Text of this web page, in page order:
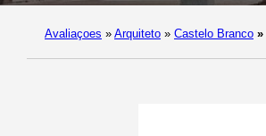
Avaliaçoes » Arquiteto » Castelo Branco »